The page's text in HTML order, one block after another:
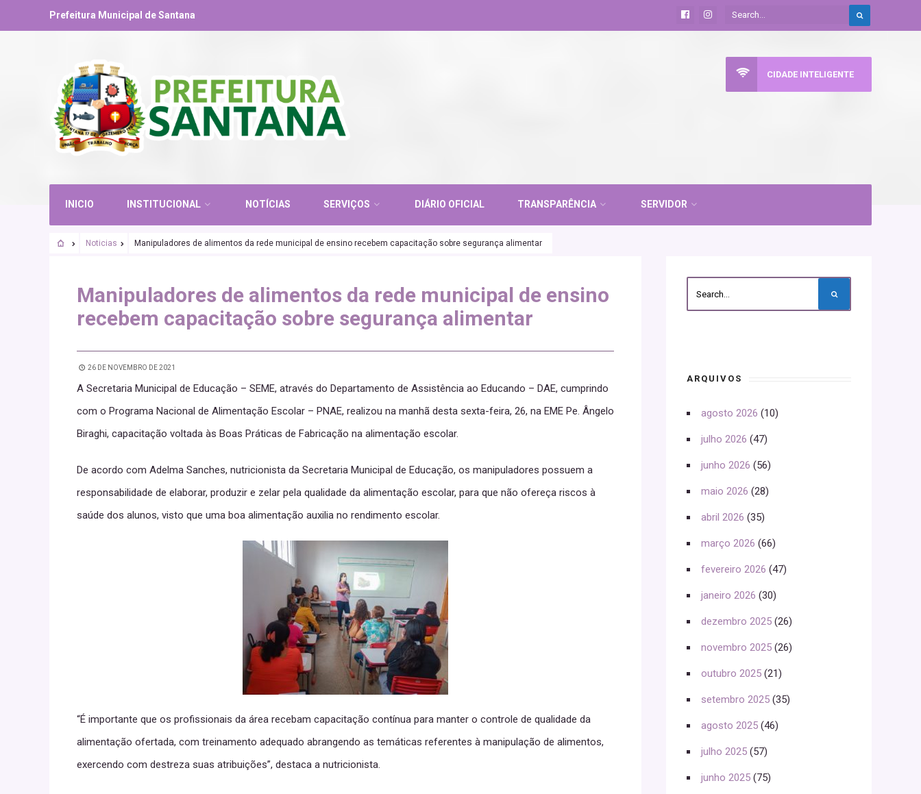
Prefeitura Municipal de Santana
INICIO INSTITUCIONAL NOTÍCIAS SERVIÇOS DIÁRIO OFICIAL TRANSPARÊNCIA SERVIDOR
CIDADE INTELIGENTE
Noticias Manipuladores de alimentos da rede municipal de ensino recebem capacitação sobre segurança alimentar
Manipuladores de alimentos da rede municipal de ensino
recebem capacitação sobre segurança alimentar
26 DE NOVEMBRO DE 2021
A Secretaria Municipal de Educação – SEME, através do Departamento de Assistência ao Educando – DAE, cumprindo
com o Programa Nacional de Alimentação Escolar – PNAE, realizou na manhã desta sexta-feira, 26, na EME Pe. Ângelo
Biraghi, capacitação voltada às Boas Práticas de Fabricação na alimentação escolar.
De acordo com Adelma Sanches, nutricionista da Secretaria Municipal de Educação, os manipuladores possuem a
responsabilidade de elaborar, produzir e zelar pela qualidade da alimentação escolar, para que não ofereça riscos à
saúde dos alunos, visto que uma boa alimentação auxilia no rendimento escolar.
“É importante que os profissionais da área recebam capacitação contínua para manter o controle de qualidade da
alimentação ofertada, com treinamento adequado abrangendo as temáticas referentes à manipulação de alimentos,
exercendo com destreza suas atribuições”, destaca a nutricionista.
ARQUIVOS
agosto 2026 (10)
julho 2026 (47)
junho 2026 (56)
maio 2026 (28)
abril 2026 (35)
março 2026 (66)
fevereiro 2026 (47)
janeiro 2026 (30)
dezembro 2025 (26)
novembro 2025 (26)
outubro 2025 (21)
setembro 2025 (35)
agosto 2025 (46)
julho 2025 (57)
junho 2025 (75)